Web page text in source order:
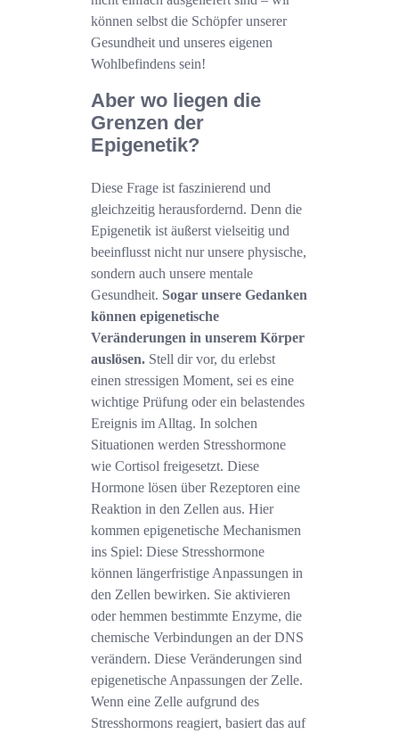
können selbst die Schöpfer unserer
Gesundheit und unseres eigenen
Wohlbefindens sein!
Aber wo liegen die
Grenzen der
Epigenetik?
Diese Frage ist faszinierend und
gleichzeitig herausfordernd. Denn die
Epigenetik ist äußerst vielseitig und
beeinflusst nicht nur unsere physische,
sondern auch unsere mentale
Gesundheit. Sogar unsere Gedanken
können epigenetische
Veränderungen in unserem Körper
auslösen.Stell dir vor, du erlebst
einen stressigen Moment, sei es eine
wichtige Prüfung oder ein belastendes
Ereignis im Alltag. In solchen
Situationen werden Stresshormone
wie Cortisol freigesetzt. Diese
Hormone lösen über Rezeptoren eine
Reaktion in den Zellen aus. Hier
kommen epigenetische Mechanismen
ins Spiel: Diese Stresshormone
können längerfristige Anpassungen in
den Zellen bewirken. Sie aktivieren
oder hemmen bestimmte Enzyme, die
chemische Verbindungen an der DNS
verändern. Diese Veränderungen sind
epigenetische Anpassungen der Zelle.
Wenn eine Zelle aufgrund des
Stresshormons reagiert, basiert das auf